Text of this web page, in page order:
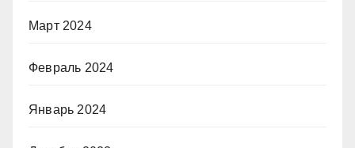
Март 2024
Февраль 2024
Январь 2024